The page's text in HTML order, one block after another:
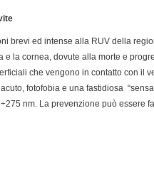
brevi ed intense alla RUV della
e la cornea, dovute alla morte e
che vengono in contatto con il
fotofobia e una fastidiosa
nm. La prevenzione può essere